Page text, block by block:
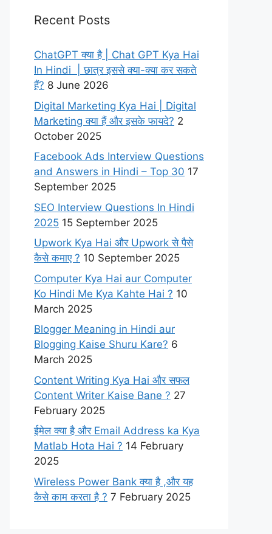
Recent Posts
ChatGPT क्या है | Chat GPT Kya Hai
In Hindi | छात्र इससे क्या-क्या कर सकते
हैं? 8 June 2026
Digital Marketing Kya Hai | Digital
Marketing क्या हैं और इसके फायदे? 2
October 2025
Facebook Ads Interview Questions
and Answers in Hindi – Top 30 17
September 2025
SEO Interview Questions In Hindi
2025 15 September 2025
Upwork Kya Hai और Upwork से पैसे
कैसे कमाए ? 10 September 2025
Computer Kya Hai aur Computer
Ko Hindi Me Kya Kahte Hai ? 10
March 2025
Blogger Meaning in Hindi aur
Blogging Kaise Shuru Kare? 6
March 2025
Content Writing Kya Hai​ और सफल
Content Writer Kaise Bane ? 27
February 2025
ईमेल क्या है और Email Address ka Kya
Matlab Hota Hai ? 14 February
2025
Wireless Power Bank क्या है ,और यह
कैसे काम करता है ? 7 February 2025